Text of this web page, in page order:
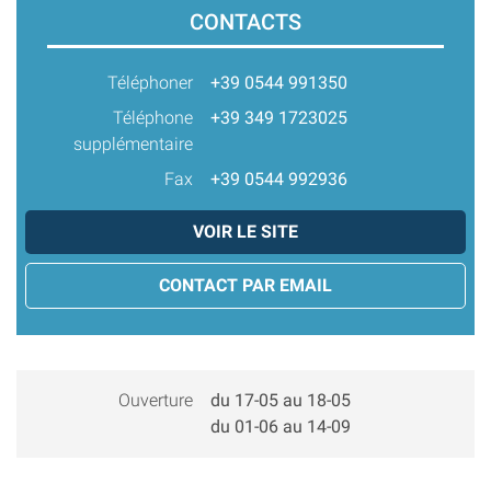
CONTACTS
Téléphoner
+39 0544 991350
Téléphone
supplémentaire
+39 349 1723025
Fax +39 0544 992936
VOIR LE SITE
CONTACT PAR EMAIL
Ouverture
du 17-05 au 18-05
du 01-06 au 14-09